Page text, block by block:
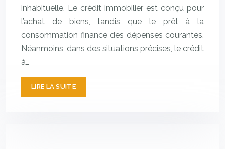
inhabituelle. Le crédit immobilier est conçu pour
l’achat de biens, tandis que le prêt à la
consommation finance des dépenses courantes.
Néanmoins, dans des situations précises, le crédit
à…
LIRE LA SUITE